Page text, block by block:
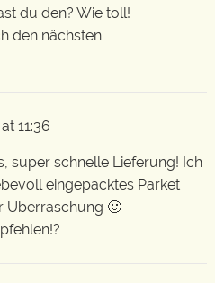
du den? Wie toll!
den nächsten.
11:36
super schnelle Lieferung! Ich
eingepacktes Parket
Überraschung 🙂